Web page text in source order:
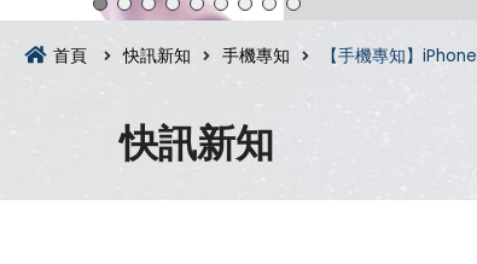
首頁 快訊新知 手機專知 【手機專知】
快訊新知